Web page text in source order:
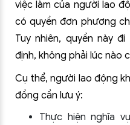
việc làm của người lao
có quyền đơn phương
Tuy nhiên, quyền này
định, không phải lúc nào
Cụ thể, người lao động
đồng cần lưu ý:
Thực hiện nghĩa